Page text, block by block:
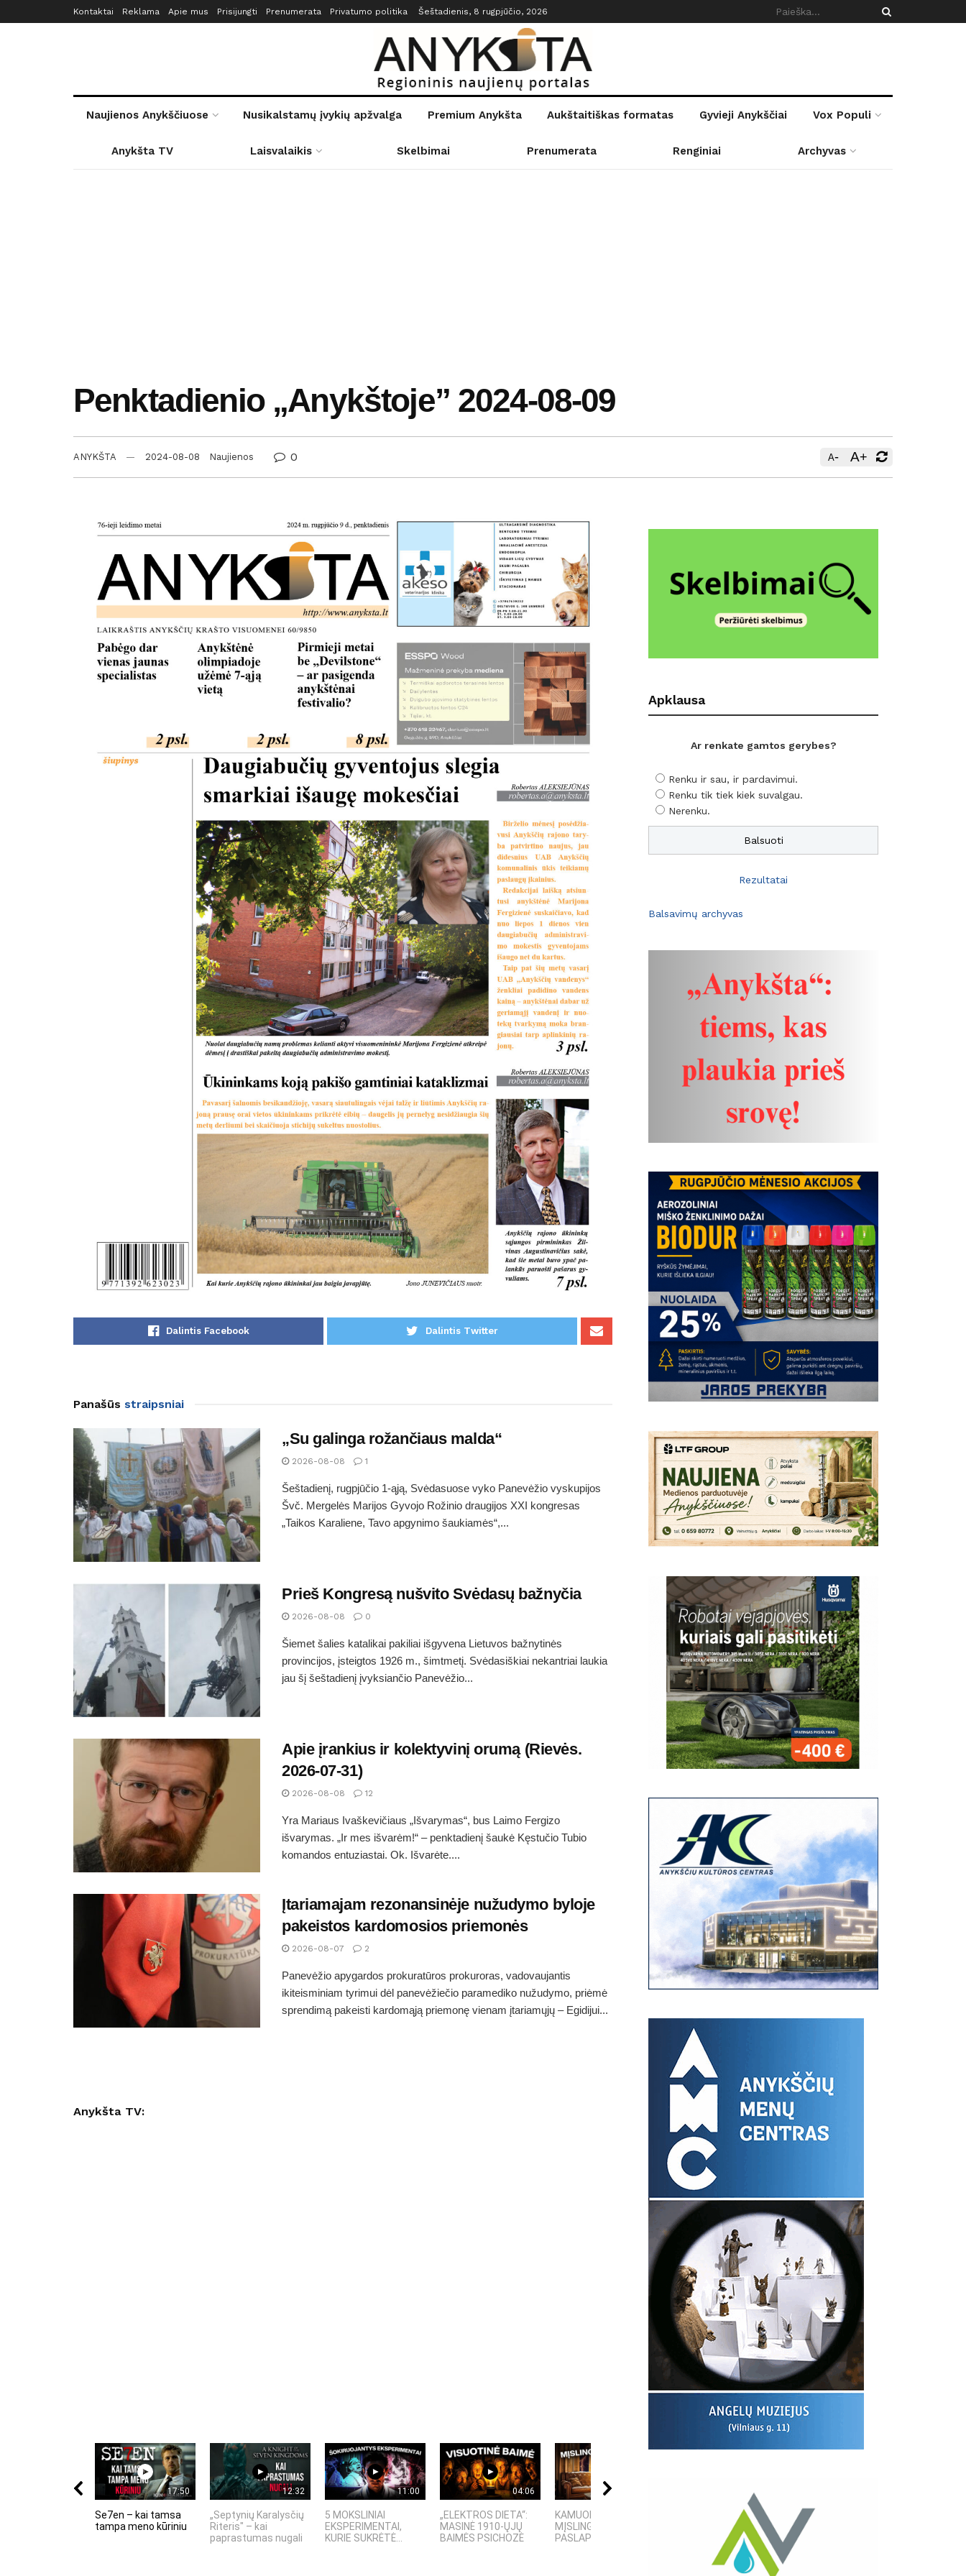
Kontaktai Reklama Apie mus Prisijungti Prenumerata Privatumo politika Šeštadienis, 8 rugpjūčio, 2026
Naujienos Anykščiuose Nusikalstamų įvykių apžvalga Premium Anykšta Aukštaitiškas formatas Gyvieji Anykščiai Vox Populi
Anykšta TV Laisvalaikis Skelbimai Prenumerata Renginiai Archyvas
Penktadienio „Anykštoje” 2024-08-09
ANYKŠTA 2024-08-08 Naujienos 0 A- A+
Dalintis Facebook Dalintis Twitter
Panašūs straipsniai
„Su galinga rožančiaus malda“
2026-08-08 1
Šeštadienį, rugpjūčio 1-ąją, Svėdasuose vyko Panevėžio vyskupijos
Švč. Mergelės Marijos Gyvojo Rožinio draugijos XXI kongresas
„Taikos Karaliene, Tavo apgynimo šaukiamės“,...
Prieš Kongresą nušvito Svėdasų bažnyčia
2026-08-08 0
Šiemet šalies katalikai pakiliai išgyvena Lietuvos bažnytinės
provincijos, įsteigtos 1926 m., šimtmetį. Svėdasiškiai nekantriai laukia
jau šį šeštadienį įvyksiančio Panevėžio...
Apie įrankius ir kolektyvinį orumą (Rievės.
2026-07-31)
2026-08-08 12
Yra Mariaus Ivaškevičiaus „Išvarymas“, bus Laimo Fergizo
išvarymas. „Ir mes išvarėm!“ – penktadienį šaukė Kęstučio Tubio
komandos entuziastai. Ok. Išvarėte....
Įtariamajam rezonansinėje nužudymo byloje
pakeistos kardomosios priemonės
2026-08-07 2
Panevėžio apygardos prokuratūros prokuroras, vadovaujantis
ikiteisminiam tyrimui dėl panevėžiečio paramediko nužudymo, priėmė
sprendimą pakeisti kardomąją priemonę vienam įtariamųjų – Egidijui...
Anykšta TV:
17:50
Se7en – kai tamsa
tampa meno kūriniu
12:32
„Septynių Karalysčių
Riteris" – kai
paprastumas nugali
11:00
5 MOKSLINIAI
EKSPERIMENTAI,
KURIE SUKRĖTĖ...
04:06
„ELEKTROS DIETA“:
MASINĖ 1910-ŲJŲ
BAIMĖS PSICHOZĖ
KAMUOLINIS ŽAIBAS:
MĮSLINGA GAMTOS
PASLAPTIS
06:37
Giedriaus Šiukščiaus
Latavėnai: pasaulio
lietuvių vyskupo
tėviškė
Apklausa
Ar renkate gamtos gerybes?
Renku ir sau, ir pardavimui.
Renku tik tiek kiek suvalgau.
Nerenku.
Rezultatai
Balsavimų archyvas